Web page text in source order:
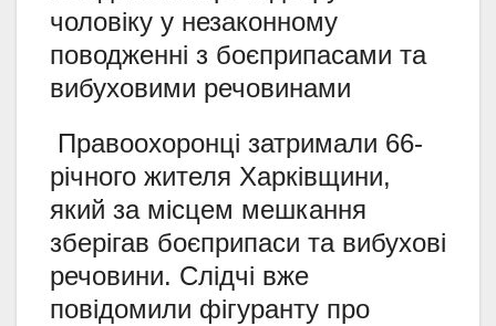
чоловіку у незаконному
поводженні з боєприпасами та
вибуховими речовинами
Правоохоронці затримали 66-
річного жителя Харківщини,
який за місцем мешкання
зберігав боєприпаси та вибухові
речовини. Слідчі вже
повідомили фігуранту про